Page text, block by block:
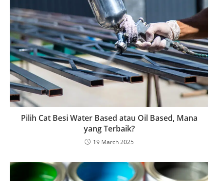
Pilih Cat Besi Water Based atau Oil Based, Mana
yang Terbaik?
19 March 2025